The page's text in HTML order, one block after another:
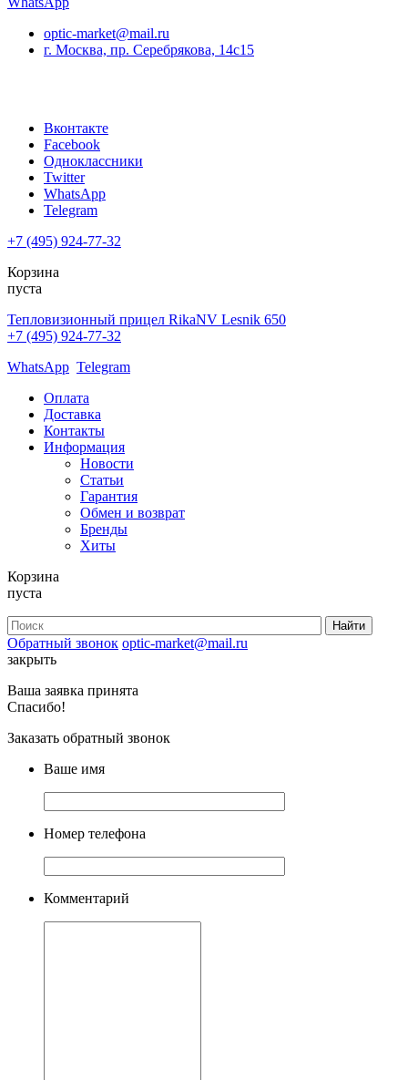
optic-market@mail.ru
г. Москва, пр. Серебрякова, 14с15
Вконтакте
Facebook
Одноклассники
Twitter
WhatsApp
Telegram
+7 (495) 924-77-32
Корзина
пуста
Тепловизионный прицел RikaNV Lesnik 650
+7 (495) 924-77-32
WhatsApp Telegram
Оплата
Доставка
Контакты
Информация
Новости
Статьи
Гарантия
Обмен и возврат
Бренды
Хиты
Корзина
пуста
Обратный звонок optic-market@mail.ru
закрыть
Ваша заявка принята
Спасибо!
Заказать обратный звонок
Ваше имя
Номер телефона
Комментарий